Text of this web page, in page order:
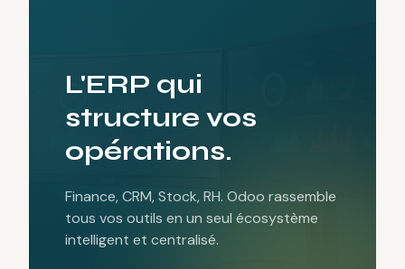
L'ERP qui
structure vos
opérations.
Finance, CRM, Stock, RH. Odoo rassemble
tous vos outils en un seul écosystème
intelligent et centralisé.